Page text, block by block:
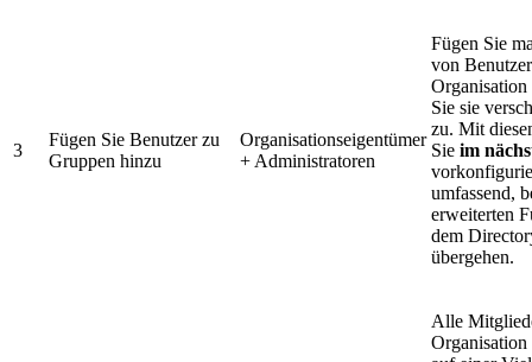
3
Fügen Sie Benutzer zu
Gruppen hinzu
Organisationseigentümer
+ Administratoren
Fügen Sie
von
Sie sie
zu. Mit
Sie im
umfassend,
erweiterten
dem
übergehen.
Alle